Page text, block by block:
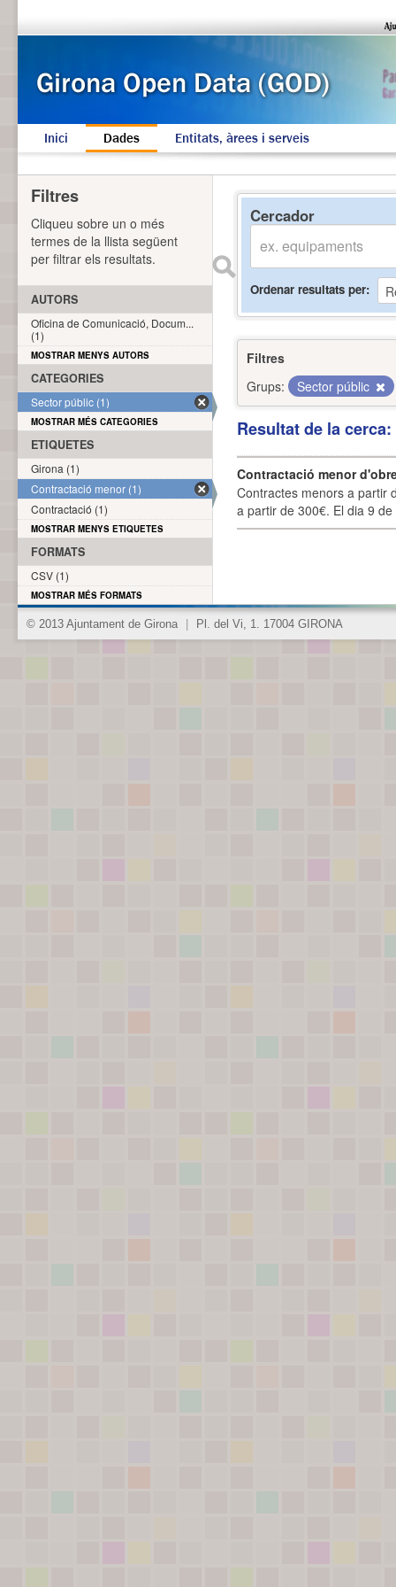
Inici Dades Entitats, àrees i serveis
Cercador
Ordenar resultats per
Filtres
Grups:
Sector públic
Resultat de la
Contractació menor
Contractes menors a partir
a partir de 300€. El dia 9
Filtres
Cliqueu sobre un o més
termes de la llista següent
per filtrar els resultats.
AUTORS
Oficina de Comunicació, Docum...
(1)
MOSTRAR MENYS AUTORS
CATEGORIES
Sector públic (1)
MOSTRAR MÉS CATEGORIES
ETIQUETES
Girona (1)
Contractació menor (1)
Contractació (1)
MOSTRAR MENYS ETIQUETES
FORMATS
CSV (1)
MOSTRAR MÉS FORMATS
© 2013 Ajuntament de Girona Pl. del Vi, 1. 17004 GIRONA